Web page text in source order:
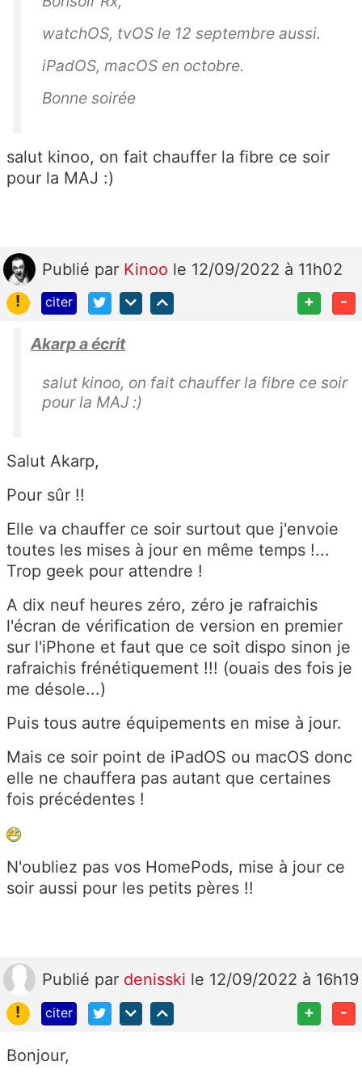
watchOS, tvOS le 12 septembre aussi.
iPadOS, macOS en octobre.
Bonne soirée
salut kinoo, on fait chauffer la fibre ce soir
pour la MAJ :)
Publié par Kinoo le 12/09/2022 à 11h02
!
citer + -
Akarp a écrit
salut kinoo, on fait chauffer la fibre ce soir
pour la MAJ :)
Salut Akarp,
Pour sûr !!
Elle va chauffer ce soir surtout que j'envoie
toutes les mises à jour en même temps !...
Trop geek pour attendre !
A dix neuf heures zéro, zéro je rafraichis
l'écran de vérification de version en premier
sur l'iPhone et faut que ce soit dispo sinon je
rafraichis frénétiquement !!! (ouais des fois je
me désole...)
Puis tous autre équipements en mise à jour.
Mais ce soir point de iPadOS ou macOS donc
elle ne chauffera pas autant que certaines
fois précédentes !
N'oubliez pas vos HomePods, mise à jour ce
soir aussi pour les petits pères !!
Publié par denisski le 12/09/2022 à 16h19
!
citer + -
Bonjour,